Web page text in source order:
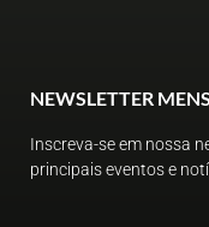
NEWSLETTER
Inscreva-se em nossa
principais eventos e